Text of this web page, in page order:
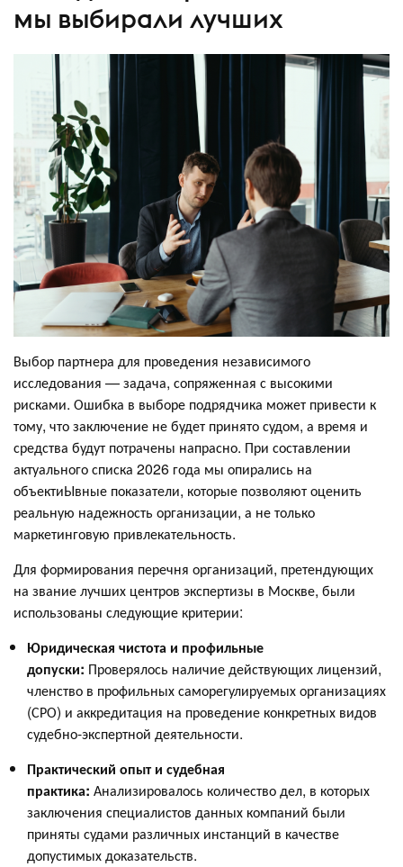
мы выбирали лучших
Выбор партнера для проведения независимого
исследования — задача, сопряженная с высокими
рисками. Ошибка в выборе подрядчика может привести к
тому, что заключение не будет принято судом, а время и
средства будут потрачены напрасно. При составлении
актуального списка 2026 года мы опирались на
объектиЫвные показатели, которые позволяют оценить
реальную надежность организации, а не только
маркетинговую привлекательность.
Для формирования перечня организаций, претендующих
на звание лучших центров экспертизы в Москве, были
использованы следующие критерии:
Юридическая чистота и профильные
допуски: Проверялось наличие действующих лицензий,
членство в профильных саморегулируемых организациях
(СРО) и аккредитация на проведение конкретных видов
судебно-экспертной деятельности.
Практический опыт и судебная
практика: Анализировалось количество дел, в которых
заключения специалистов данных компаний были
приняты судами различных инстанций в качестве
допустимых доказательств.